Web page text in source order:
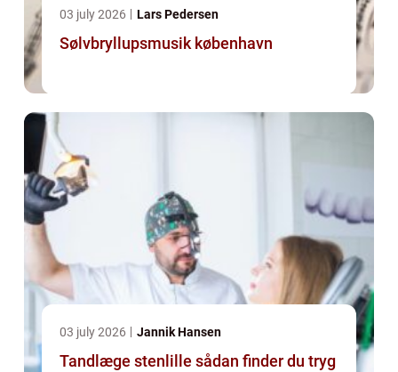
03 july 2026 Lars Pedersen
Sølvbryllupsmusik københavn
03 july 2026 Jannik Hansen
Tandlæge stenlille sådan finder du tryg